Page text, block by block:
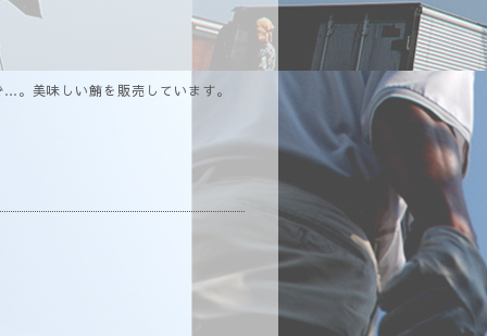
。美味しい鮪を販売しています。